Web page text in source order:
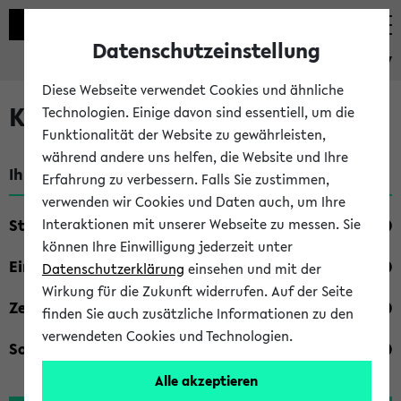
eKVV
Kombisuche im eKVV
Ihre Suchkriterien:
Studienfach
Einrichtung
Zeiten
Sonstiges
Datenschutzeinstellung
Diese Webseite verwendet Cookies und ähnliche
Technologien. Einige davon sind essentiell, um die
Funktionalität der Website zu gewährleisten,
während andere uns helfen, die Website und Ihre
Erfahrung zu verbessern. Falls Sie zustimmen,
verwenden wir Cookies und Daten auch, um Ihre
Interaktionen mit unserer Webseite zu messen. Sie
können Ihre Einwilligung jederzeit unter
Datenschutzerklärung einsehen und mit der
Wirkung für die Zukunft widerrufen. Auf der Seite
finden Sie auch zusätzliche Informationen zu den
verwendeten Cookies und Technologien.
Alle akzeptieren